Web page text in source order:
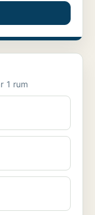
har 1 rum